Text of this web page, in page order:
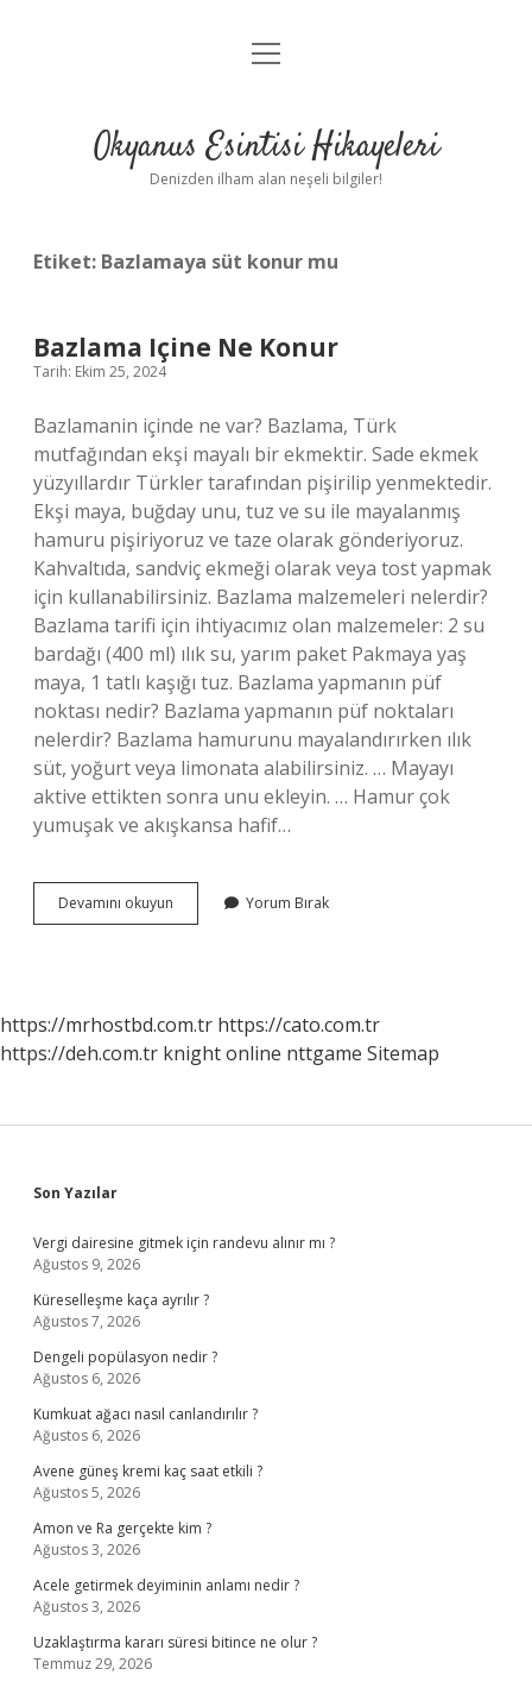
Anasayfa
Yasal Uyarı
menüyü
Okyanus Esintisi Hikayeleri
Denizden ilham alan neşeli bilgiler!
Etiket: Bazlamaya süt konur mu
Bazlama Içine Ne Konur
Tarih: Ekim 25, 2024
Bazlamanin içinde ne var? Bazlama, Türk
mutfağından ekşi mayalı bir ekmektir. Sade ekmek
yüzyıllardır Türkler tarafından pişirilip yenmektedir.
Ekşi maya, buğday unu, tuz ve su ile mayalanmış
hamuru pişiriyoruz ve taze olarak gönderiyoruz.
Kahvaltıda, sandviç ekmeği olarak veya tost yapmak
için kullanabilirsiniz. Bazlama malzemeleri nelerdir?
Bazlama tarifi için ihtiyacımız olan malzemeler: 2 su
bardağı (400 ml) ılık su, yarım paket Pakmaya yaş
maya, 1 tatlı kaşığı tuz. Bazlama yapmanın püf
noktası nedir? Bazlama yapmanın püf noktaları
nelerdir? Bazlama hamurunu mayalandırırken ılık
süt, yoğurt veya limonata alabilirsiniz. … Mayayı
aktive ettikten sonra unu ekleyin. … Hamur çok
yumuşak ve akışkansa hafif…
Devamını okuyun Bazlama
Içine
Yorum Bırak
https://mrhostbd.com.tr https://cato.com.tr
https://deh.com.tr knight online nttgame Sitemap
Sidebar
Son Yazılar
Vergi dairesine gitmek için randevu alınır mı ?
Ağustos 9, 2026
Küreselleşme kaça ayrılır ?
Ağustos 7, 2026
Dengeli popülasyon nedir ?
Ağustos 6, 2026
Kumkuat ağacı nasıl canlandırılır ?
Ağustos 6, 2026
Avene güneş kremi kaç saat etkili ?
Ağustos 5, 2026
Amon ve Ra gerçekte kim ?
Ağustos 3, 2026
Acele getirmek deyiminin anlamı nedir ?
Ağustos 3, 2026
Uzaklaştırma kararı süresi bitince ne olur ?
Temmuz 29, 2026